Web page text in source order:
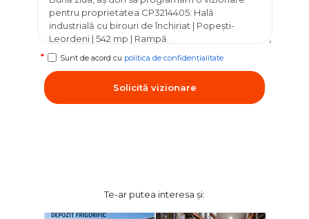
Sunt de acord cu politica de confidențialitate
Solicită vizionare
Te-ar putea interesa și: